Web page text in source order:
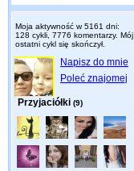
Moja aktywność w 5161 dni:
128 cykli, 7776 komentarzy. Mój
ostatni cykl się skończył.
Napisz do mnie
Poleć znajomej
Przyjaciółki (9)